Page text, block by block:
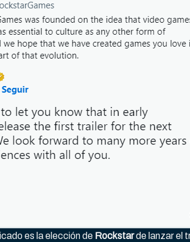
es la elección de Rockstarde lanzar el